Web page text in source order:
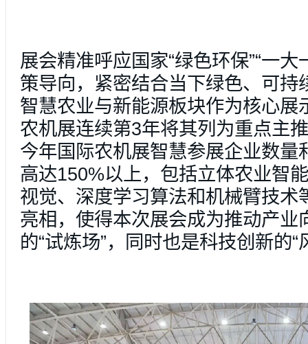
展会精准呼应国家“绿色环保”“一大
策导向，紧密结合当下绿色、可持
智慧农业与新能源板块作为核心展
农机展连续第3年将其列为重点主
今年国际农机展智慧参展企业数量
高达150%以上，包括立体农业智
视觉、深度学习算法和机械臂技术
亮相，使得本次展会成为推动产业
的“试炼场”，同时也是科技创新的“